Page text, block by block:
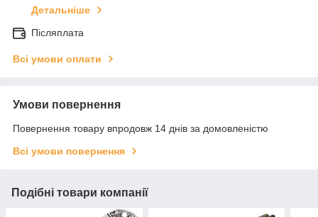
Детальніше
Післяплата
Всі умови оплати
Умови повернення
Повернення товару впродовж 14 днів за домовленістю
Всі умови повернення
Подібні товари компанії